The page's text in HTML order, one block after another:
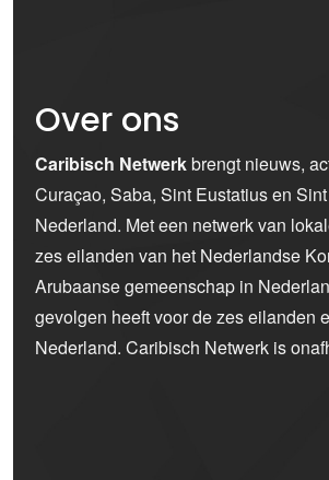
Over ons
Caribisch Netwerkbrengt nieuws,
Curaçao, Saba, Sint Eustatius en
Nederland. Met een netwerk van
zes eilanden van het Nederlandse
Arubaanse gemeenschap in
gevolgen heeft voor de zes eilanden
Nederland. Caribisch Netwerk is